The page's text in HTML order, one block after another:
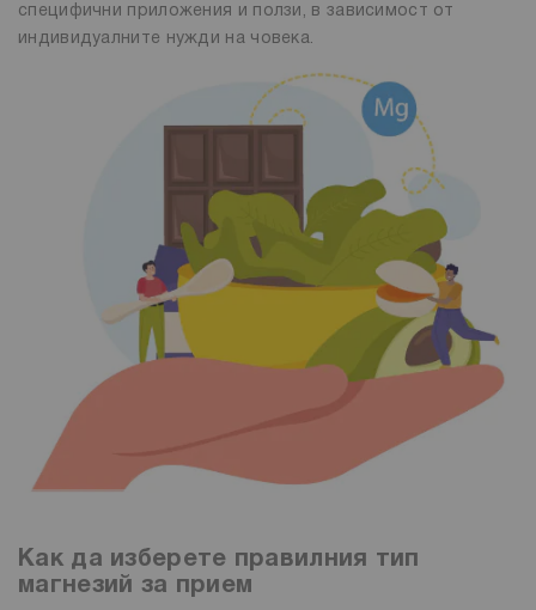
специфични приложения и ползи, в зависимост от
индивидуалните нужди на човека.
Как да изберете правилния тип
магнезий за прием